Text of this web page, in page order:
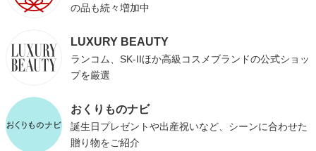
の品も続々増加中
LUXURY BEAUTY
ランコム、SK-IIほか高級コスメブランドの公式ショッ
プを厳選
おくりものナビ
誕生日プレゼントや出産祝いなど、シーンに合わせた
贈り物をご紹介